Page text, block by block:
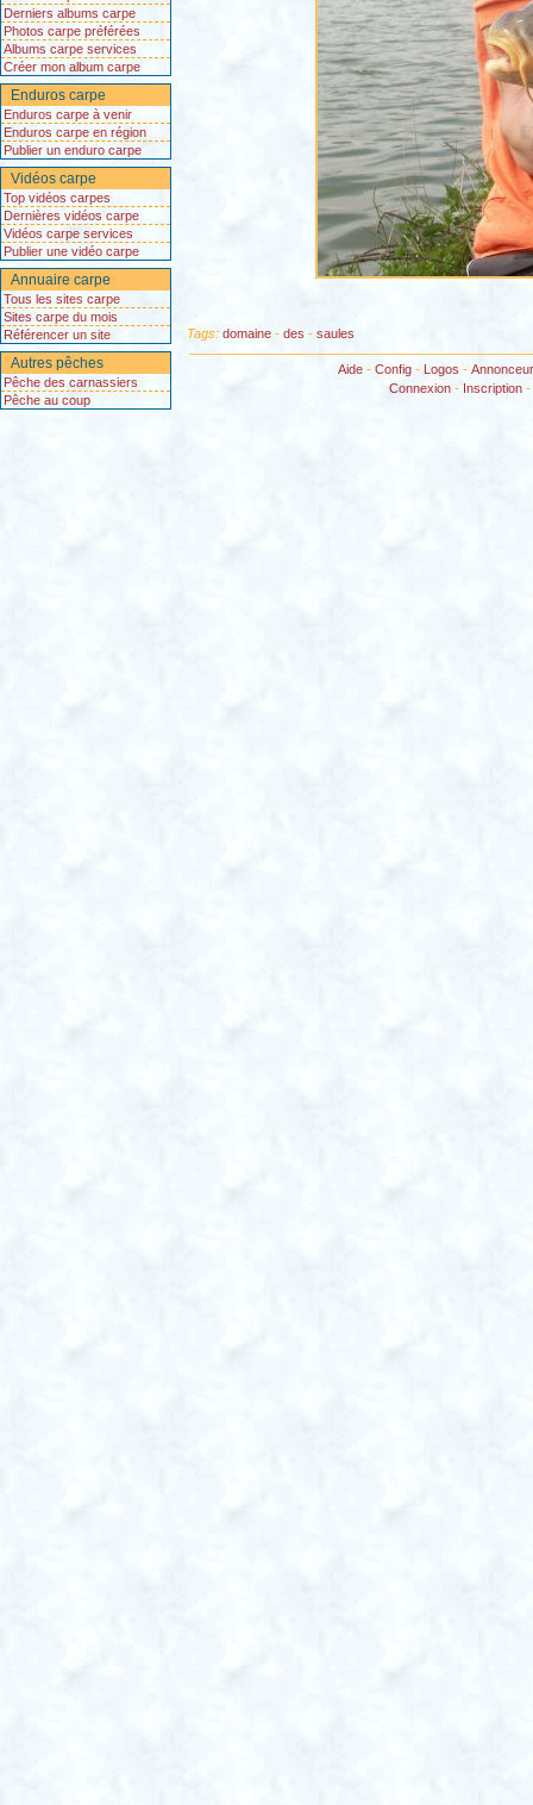
Derniers albums carpe
Photos carpe préférées
Albums carpe services
Créer mon album carpe
Enduros carpe
Enduros carpe à venir
Enduros carpe en région
Publier un enduro carpe
Vidéos carpe
Top vidéos carpes
Dernières vidéos carpe
Vidéos carpe services
Publier une vidéo carpe
Annuaire carpe
Tous les sites carpe
Sites carpe du mois
Référencer un site
Autres pêches
Pêche des carnassiers
Pêche au coup
Tags: domaine- des - saules
Aide- Config- Logos -
Connexion - Inscription -